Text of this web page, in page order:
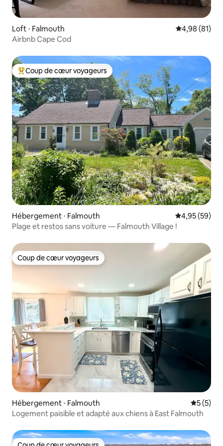
Loft ⋅ Falmouth Évaluation
4,98 (81)
Airbnb Cape Cod
Coups de cœur voyageurs les plus appréciés
Coup de cœur voyageurs
Hébergement ⋅ Falmouth Évaluation
4,95 (59)
Plage et restos sans voiture — Falmouth Village !
Coup de cœur voyageurs
Coup de cœur voyageurs
Hébergement ⋅ Falmouth
5 (5)
Logement paisible et adapté aux chiens à East Falmouth